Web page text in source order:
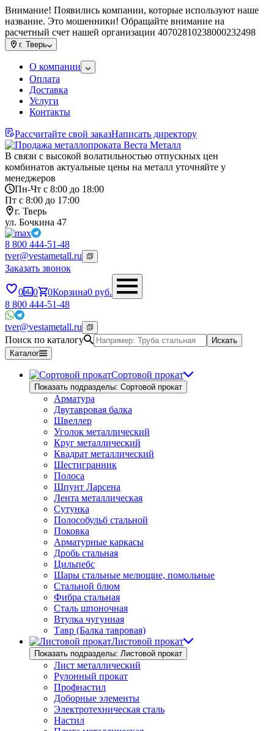
Внимание! Появились компании, которые используют наше
название. Это мошенники! Обращайте внимание на
расчетный счет нашей организации 40702810238000232498
г. Тверь
О компании
Оплата
Доставка
Услуги
Контакты
Рассчитайте свой заказНаписать директору
В связи с высокой волатильностью отпускных цен
комбинатов актуальные цены на металл уточняйте у
менеджеров
Пн-Чт с 8:00 до 18:00
Пт с 8:00 до 17:00
г. Тверь
ул. Бочкина 47
8 800 444-51-48
tver@vestametall.ru
Заказать звонок
0 0 0Корзина0 руб.
8 800 444-51-48
tver@vestametall.ru
Поиск по каталогу
Искать
Каталог
Сортовой прокат
Показать подразделы: Сортовой прокат
Арматура
Двутавровая балка
Швеллер
Уголок металлический
Круг металлический
Квадрат металлический
Шестигранник
Полоса
Шпунт Ларсена
Лента металлическая
Сутунка
Полособульб стальной
Поковка
Арматурные каркасы
Дробь стальная
Цильпебс
Шары стальные мелющие, помольные
Стальной блюм
Фибра стальная
Сталь шпоночная
Втулка чугунная
Тавр (Балка тавровая)
Листовой прокат
Показать подразделы: Листовой прокат
Лист металлический
Рулонный прокат
Профнастил
Доборные элементы
Электротехническая сталь
Настил